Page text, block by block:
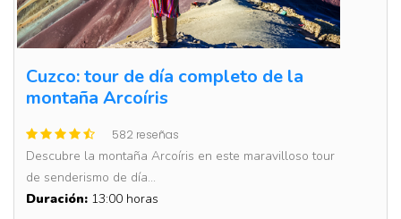
Cuzco: tour de día completo de la
montaña Arcoíris
582 reseñas
Descubre la montaña Arcoíris en este maravilloso tour
de senderismo de día...
Duración: 13:00 horas